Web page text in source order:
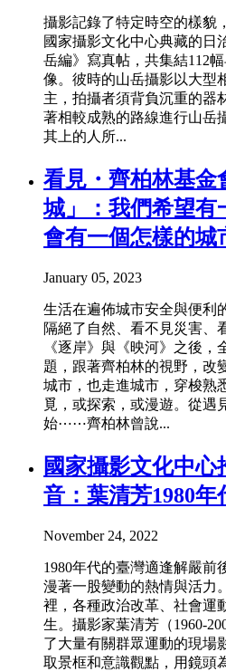
攝影記錄了特定時空的樣貌
國家攝影文化中心典藏的日
岳編》寫真帖，共集結112
像。彼時的山岳攝影以大型
主，拍攝者須背負沉重的器
著相較成熟的路線進行山岳
其上的人所...
看見・齊柏林基金
城」：我們希望有
會有一個怎樣的城
January 05, 2023
生活在遍佈城市安全與便利
隔絕了自然、看不見災害、
《逐岸》與《映河》之後
題，跟著齊柏林的視野，改
城市，也走進城市，穿梭熟
覓，或探索，或漫遊。從遇
始⋯⋯齊柏林曾說...
國家攝影文化中
音：葉清芳1980
November 24, 2022
1980年代的臺灣適逢解嚴前
漫著一股變動的熱情與活力
裡，各種政治改革、社會運
生。攝影家葉清芳（1960-
了大量有關群眾運動的現場
取景框和意識觀點，用鏡頭